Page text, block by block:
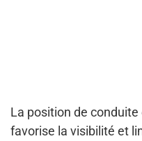
La position de
favorise la visibilité et